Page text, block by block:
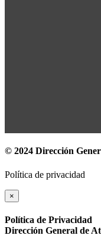
© 2024 Dirección
Política de privacidad
×
Política de Privacidad
Dirección General de